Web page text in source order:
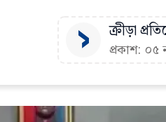
ক্রীড়া
প্রকাশ: ০৫